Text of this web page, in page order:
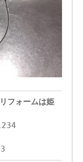
フォームは姫